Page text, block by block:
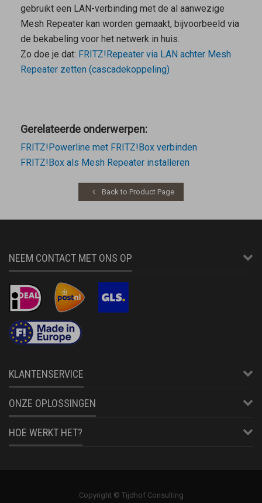
gebruikt een LAN-verbinding met de al aanwezige
Mesh Repeaterkan worden gemaakt, bijvoorbeeld via
de bekabeling voor het netwerk in huis.
Zo doe je dat: FRITZ!Repeater via LAN achter Mesh
Repeaterzetten (cascadekoppeling)
Gerelateerde onderwerpen:
FRITZ!Powerline met FRITZ!Box verbinden
FRITZ!Box als Mesh Repeater installeren
Back to Product Page
NEEM CONTACT MET ONS OP
KLANTENSERVICE
ONZE OPLOSSINGEN
HOE WERKT HET?
Copyright © Tijdhof Consulting